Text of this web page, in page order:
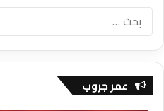
عمر جروب